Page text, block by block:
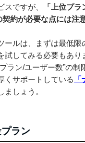
スですが、
「上位プ
契約が必要な点には注
ールは、まずは最低限
試してみる必要もあり
ラン/ユーザー数”の制
くサポートしている
ましょう。
ラン